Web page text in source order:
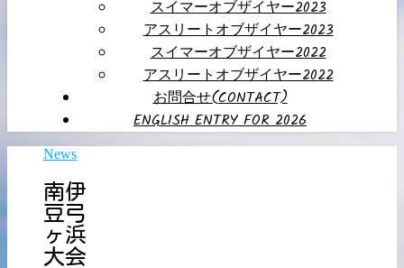
スイマーオブザイヤー2023
アスリートオブザイヤー2023
スイマーオブザイヤー2022
アスリートオブザイヤー2022
お問合せ(CONTACT)
ENGLISH ENTRY FOR 2026
News
南伊
豆弓
ヶ浜
大会